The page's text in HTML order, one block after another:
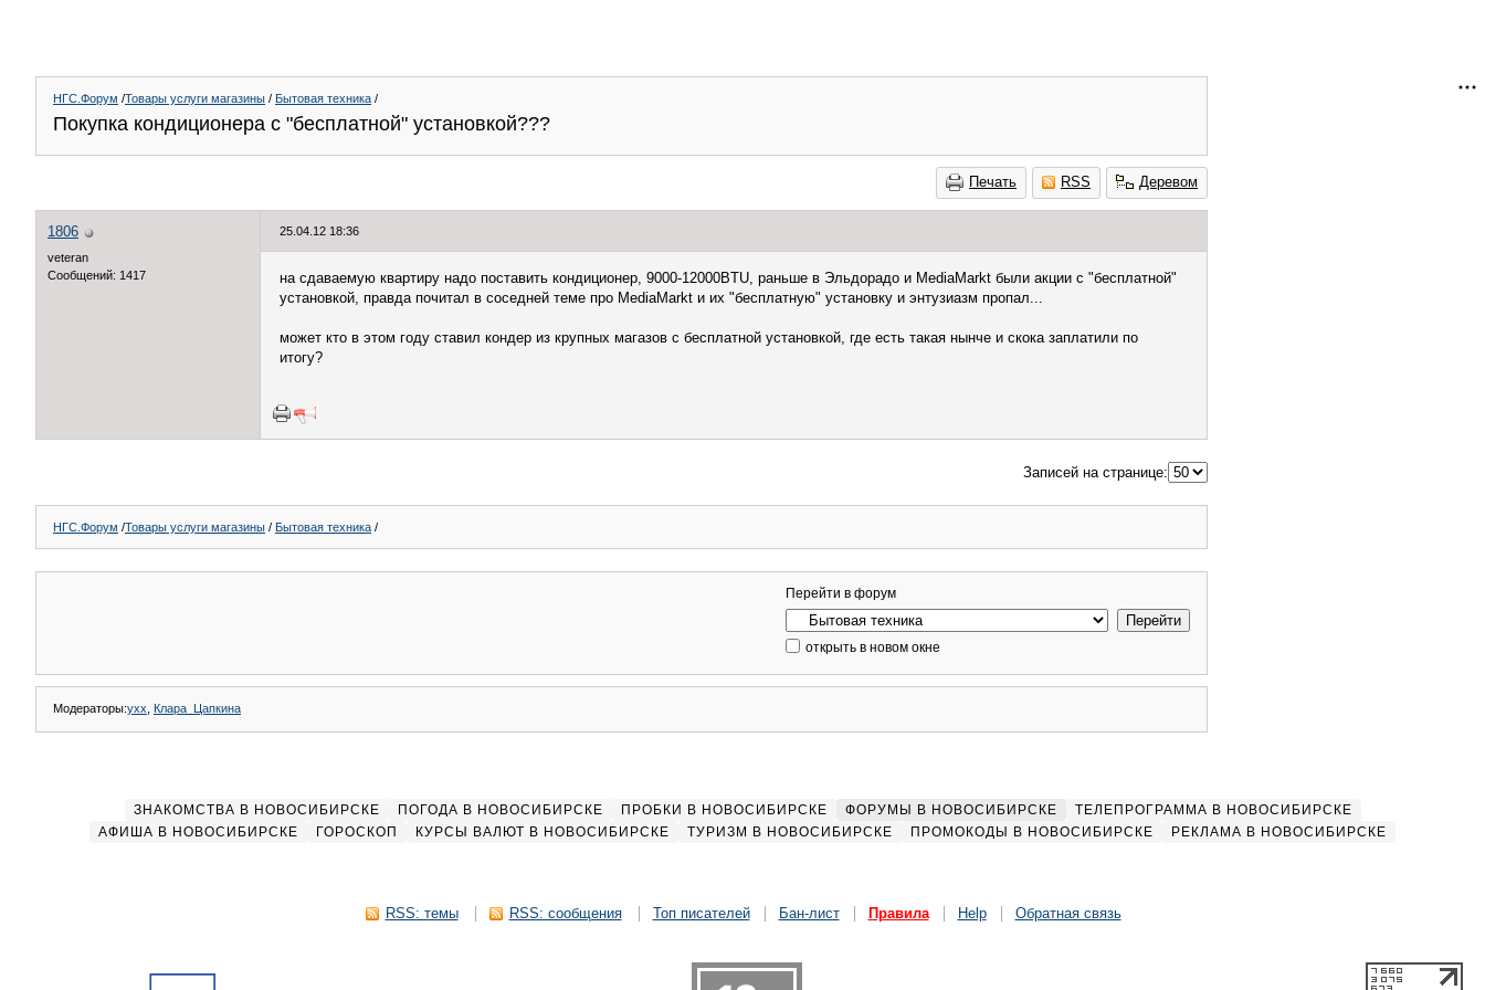
НГС.Форум /Товары услуги магазины / Бытовая техника /
Покупка кондиционера с "бесплатной" установкой???
Печать RSS Деревом
1806
veteran
Сообщений: 1417
25.04.12 18:36
на сдаваемую квартиру надо поставить кондиционер, 9000-12000BTU, раньше в Эльдорадо и MediaMarkt были акции с "бесплатной"
установкой, правда почитал в соседней теме про MediaMarkt и их "бесплатную" установку и энтузиазм пропал...
может кто в этом году ставил кондер из крупных магазов с бесплатной установкой, где есть такая нынче и скока заплатили по
итогу?
Записей на странице:
НГС.Форум /Товары услуги магазины / Бытовая техника /
Перейти в форум
открыть в новом окне
Модераторы:yxx Клара_Цапкина
ЗНАКОМСТВА В НОВОСИБИРСКЕ ПОГОДА В НОВОСИБИРСКЕ ПРОБКИ В НОВОСИБИРСКЕ ФОРУМЫ В НОВОСИБИРСКЕ
ТЕЛЕПРОГРАММА В НОВОСИБИРСКЕ
АФИША В НОВОСИБИРСКЕ
ГОРОСКОП КУРСЫ ВАЛЮТ В НОВОСИБИРСКЕ ТУРИЗМ В НОВОСИБИРСКЕ ПРОМОКОДЫ В НОВОСИБИРСКЕ РЕКЛАМА В НОВОСИБИРСКЕ
RSS: темы RSS: сообщения Топ писателей Бан-лист Правила Help Обратная связь